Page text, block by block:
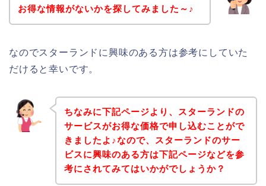
お得な情報がないかを探してみました～♪
なのでスターランドに興味のある方は参考にしていた
だけると幸いです。
ちなみに下記ページより、スターランドの
サービスがお得な価格で申し込むことがで
きましたよ♪なので、スターランドのサー
ビスに興味のある方は下記ページなどを参
考にされてみてはいかがでしょうか？